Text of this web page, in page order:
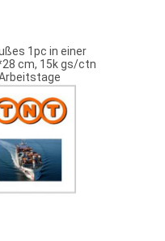
1pc in einer
cm, 15k gs/ctn